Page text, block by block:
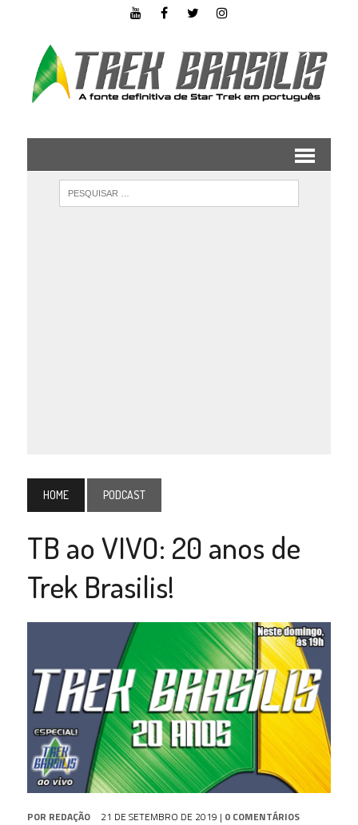
HOME PODCAST
TB ao VIVO: 20 anos de
Trek Brasilis!
POR REDAÇÃO 21 DE SETEMBRO DE 2019 | 0 COMENTÁRIOS